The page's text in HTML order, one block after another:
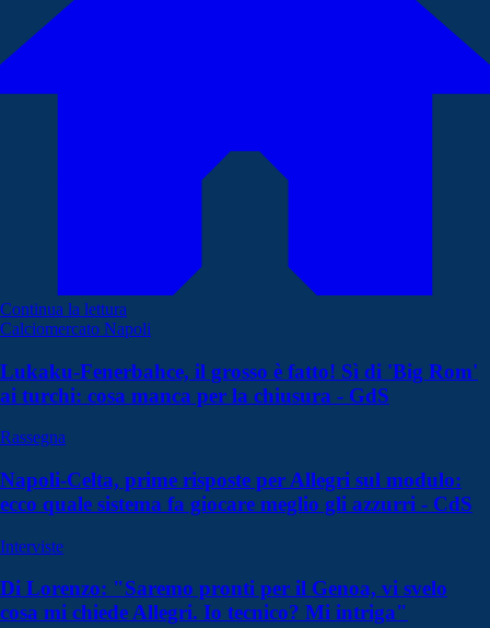
Continua la lettura
Calciomercato Napoli
Lukaku-Fenerbahce, il grosso è fatto! Sì di 'Big Rom'
ai turchi: cosa manca per la chiusura - GdS
Rassegna
Napoli-Celta, prime risposte per Allegri sul modulo:
ecco quale sistema fa giocare meglio gli azzurri - CdS
Interviste
Di Lorenzo: "Saremo pronti per il Genoa, vi svelo
cosa mi chiede Allegri. Io tecnico? Mi intriga"